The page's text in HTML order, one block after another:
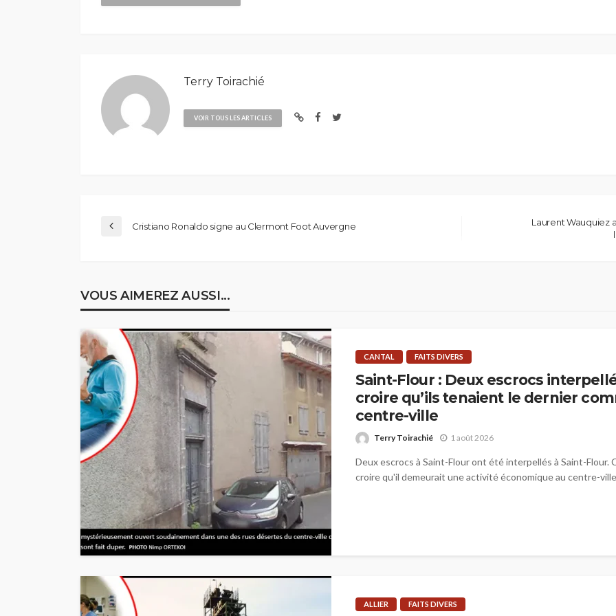
Terry Toirachié
VOIR TOUS LES ARTICLES
Cristiano Ronaldo signe au Clermont Foot Auvergne
Laurent Wauquiez
VOUS AIMEREZ AUSSI...
CANTAL FAITS DIVERS
Saint-Flour : Deux escrocs
croire qu’ils tenaient le dernier
centre-ville
Terry Toirachié 1 août 2026
Deux escrocs à Saint-Flour ont été interpellés à Saint-Flour.
croire qu'il demeurait une activité économique au centre-
ALLIER FAITS DIVERS